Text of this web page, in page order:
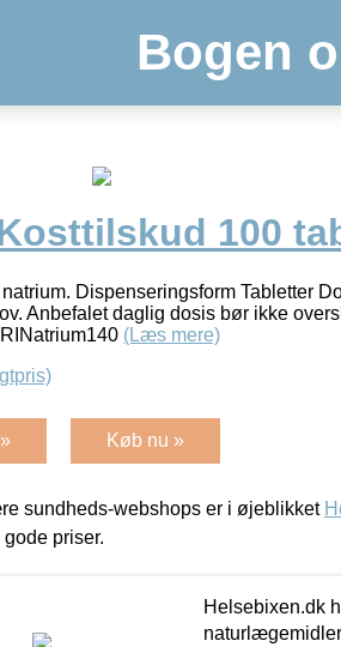
Bogen
100
Dispenseringsform Tabletter
Anbefalet daglig dosis bør ikke
(Læs mere)
Køb nu »
sundheds-webshops er i øjeblikket
priser.
Helsebixen.dk